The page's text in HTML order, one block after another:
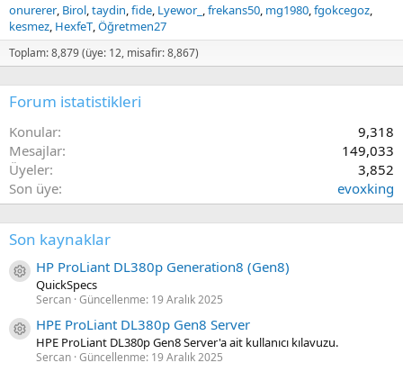
onurerer Birol taydin fide Lyewor_ frekans50 mg1980 fgokcegoz
kesmez HexfeT Öğretmen27
Toplam: 8,879 (üye: 12, misafir: 8,867)
Forum istatistikleri
Konular
9,318
Mesajlar
149,033
Üyeler
3,852
Son üye
evoxking
Son kaynaklar
Kaynak ikon/amblem
HP ProLiant DL380p Generation8 (Gen8)
QuickSpecs
Sercan Güncellenme: 19 Aralık 2025
Kaynak ikon/amblem
HPE ProLiant DL380p Gen8 Server
HPE ProLiant DL380p Gen8 Server'a ait kullanıcı kılavuzu.
Sercan Güncellenme: 19 Aralık 2025